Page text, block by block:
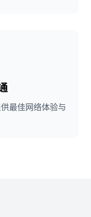
最佳网络体验与